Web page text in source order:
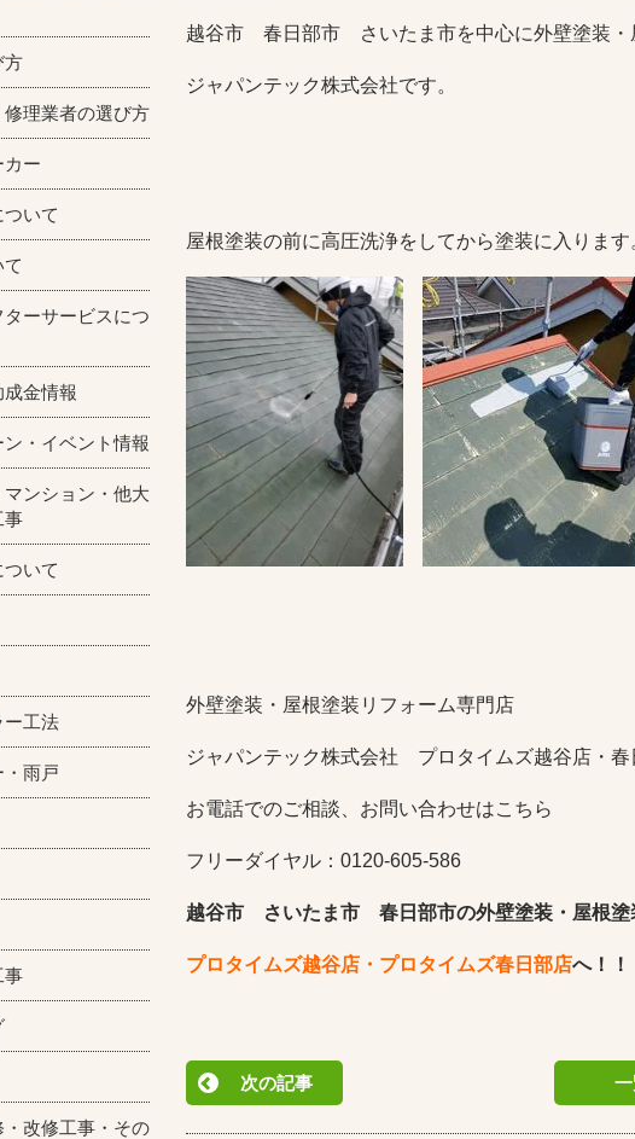
越谷市 春日部市 さいたま市を中心に外壁塗装・
ジャパンテック株式会社です。
屋根塗装の前に高圧洗浄をしてから塗装に入ります
外壁塗装・屋根塗装リフォーム専門店
ジャパンテック株式会社 プロタイムズ越谷店・春
お電話でのご相談、お問い合わせはこちら
フリーダイヤル：0120-605-586
越谷市 さいたま市 春日部市の外壁塗装・屋根塗
プロタイムズ越谷店・プロタイムズ春日部店へ！！
次の記事
方
理業者の選び方
カー
いて
ーサービスにつ
金情報
・イベント情報
ンション・他大
事
いて
ー工法
・雨戸
事
改修工事・その